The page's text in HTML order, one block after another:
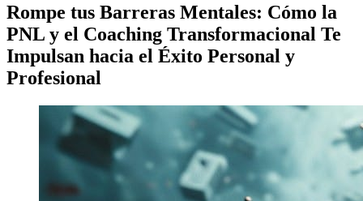
Rompe tus Barreras Mentales: Cómo la
PNL y el Coaching Transformacional Te
Impulsan hacia el Éxito Personal y
Profesional